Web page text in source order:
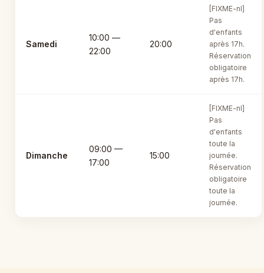
Samedi
10:00 —
22:00
20:00
[FIXME-nl]
Pas
d'enfants
après 17h.
Réservation
obligatoire
après 17h.
Dimanche
09:00 —
17:00
15:00
[FIXME-nl]
Pas
d'enfants
toute la
journée.
Réservation
obligatoire
toute la
journée.